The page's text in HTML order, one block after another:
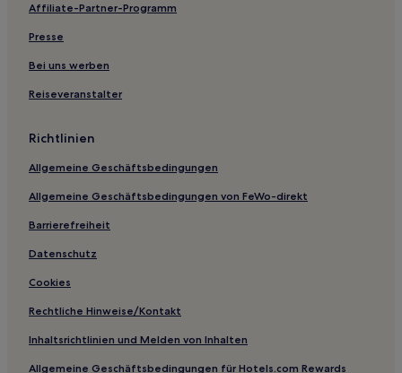
Hotels nahe Bibliothek der Präfektur Aomori
Hotels nahe Experience Tunnel Station
Itayanagi Hotels
Asamushi Onsen Hotels
Hotels nahe Moya Hills
Hotels nahe Berg Osore
Hotels nahe Hotoke-ga-ura
Präfektur Aomori: Hotels
Hotels nahe Foreign Teachers Museum
Affiliate-Partner-Programm
Presse
Bei uns werben
Reiseveranstalter
Richtlinien
Allgemeine Geschäftsbedingungen
Allgemeine Geschäftsbedingungen von FeWo-direkt
Barrierefreiheit
Datenschutz
Cookies
Rechtliche Hinweise/Kontakt
Inhaltsrichtlinien und Melden von Inhalten
Allgemeine Geschäftsbedingungen für Hotels.com Rewards